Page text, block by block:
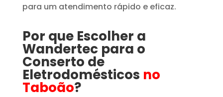
para um atendimento rápido e eficaz.
Por que Escolher a
Wandertec para o
Conserto de
Eletrodomésticos no
Taboão?